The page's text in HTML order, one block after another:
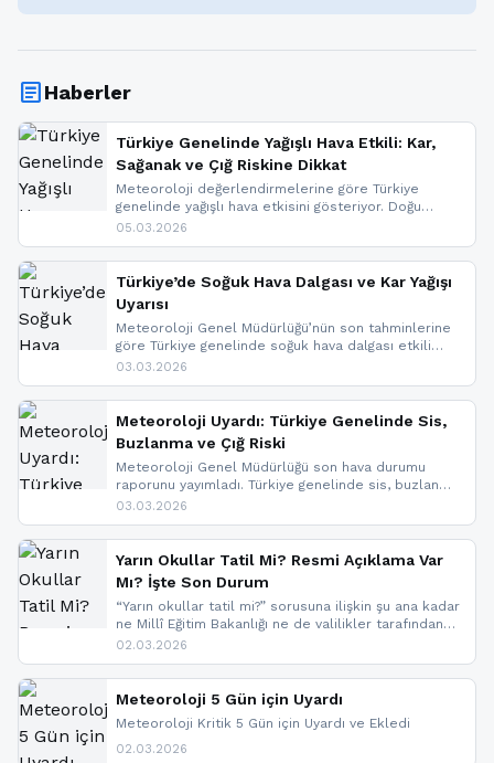
articleHaberler
Türkiye Genelinde Yağışlı Hava Etkili: Kar,
Sağanak ve Çığ Riskine Dikkat
Meteoroloji değerlendirmelerine göre Türkiye
genelinde yağışlı hava etkisini gösteriyor. Doğu
bölgelerinde kar yağışı beklenirken Marmara ve
ise çığ tehlikesi bulunuyor. İç kesimlerde sis ve pus
nedeniyle görüş mesafesinde azalma
yaşanabileceği belirtiliyor.
05.03.2026
Türkiye’de Soğuk Hava Dalgası ve Kar Yağışı
Uyarısı
Meteoroloji Genel Müdürlüğü’nün son tahminlerine
göre Türkiye genelinde soğuk hava dalgası etkili
oluyor. Birçok il için kar yağışı ve buzlanma uyarısı
03.03.2026
Meteoroloji Uyardı: Türkiye Genelinde Sis,
Buzlanma ve Çığ Riski
Meteoroloji Genel Müdürlüğü son hava durumu
raporunu yayımladı. Türkiye genelinde sis, buzlanma
ve don beklenirken Doğu Anadolu ve Doğu
yapıldı. İşte son dakika meteoroloji gelişmeleri.
03.03.2026
Yarın Okullar Tatil Mi? Resmi Açıklama Var
Mı? İşte Son Durum
“Yarın okullar tatil mi?” sorusuna ilişkin şu ana kadar
ne Millî Eğitim Bakanlığı ne de valilikler tarafından
yapılmış resmi bir tatil açıklaması bulunmamaktadır.
paylaşacağız. En hızlı şekilde haberdar olmak için
sitemizi takip edebilir ve bildirimleri açabilirsiniz.
02.03.2026
Meteoroloji 5 Gün için Uyardı
Meteoroloji Kritik 5 Gün için Uyardı ve Ekledi
02.03.2026